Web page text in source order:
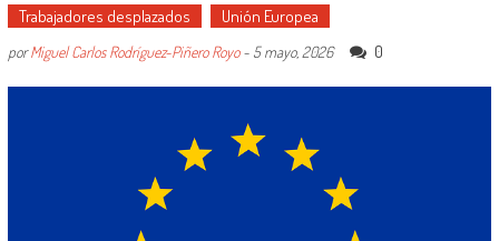
Trabajadores desplazados
Unión Europea
porMiguel Carlos Rodríguez-Piñero Royo- 5 mayo, 2026 0